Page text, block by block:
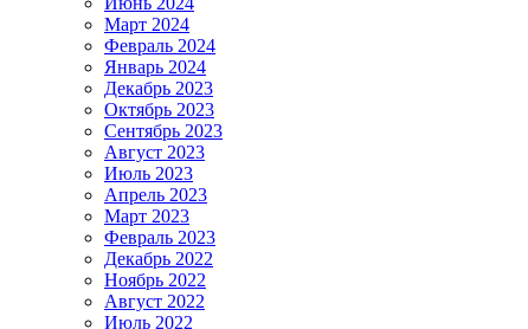
Март 2024
Февраль 2024
Январь 2024
Декабрь 2023
Октябрь 2023
Сентябрь 2023
Август 2023
Июль 2023
Апрель 2023
Март 2023
Февраль 2023
Декабрь 2022
Ноябрь 2022
Август 2022
Июль 2022